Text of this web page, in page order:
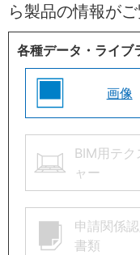
ら製品の情報が
各種データ・ライブ
画像
BIM用テク
ャー
申請関係
書類